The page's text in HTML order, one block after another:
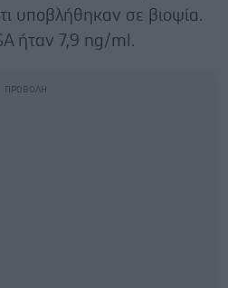
υποβλήθηκαν σε βιοψία.
ήταν 7,9 ng/ml.